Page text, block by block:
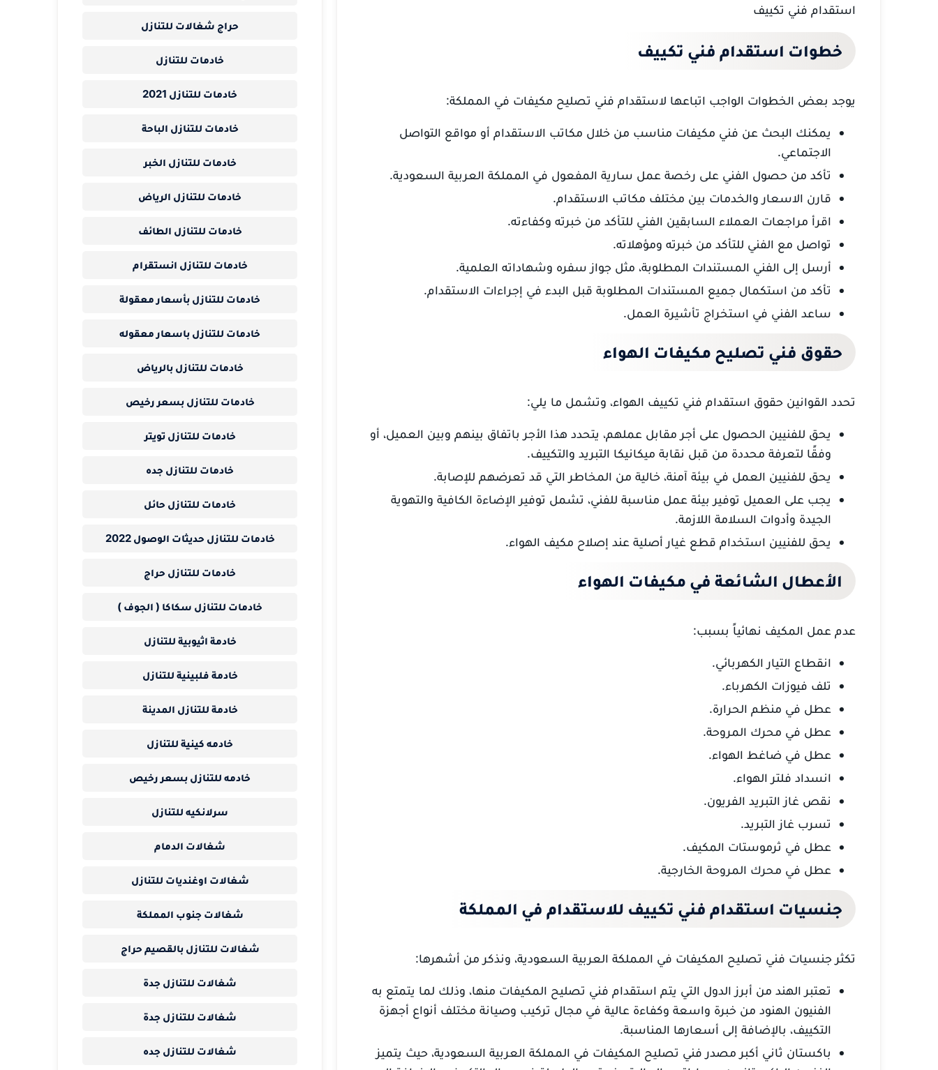
استقدام فني تكييف
خطوات استقدام فني تكييف
يوجد بعض الخطوات الواجب اتباعها لاستقدام فني تصليح مكيفات في المملكة:
يمكنك البحث عن فني مكيفات مناسب من خلال مكاتب الاستقدام أو مواقع التواصل
الاجتماعي.
تأكد من حصول الفني على رخصة عمل سارية المفعول في المملكة العربية السعودية.
قارن الاسعار والخدمات بين مختلف مكاتب الاستقدام.
اقرأ مراجعات العملاء السابقين الفني للتأكد من خبرته وكفاءته.
تواصل مع الفني للتأكد من خبرته ومؤهلاته.
أرسل إلى الفني المستندات المطلوبة، مثل جواز سفره وشهاداته العلمية.
تأكد من استكمال جميع المستندات المطلوبة قبل البدء في إجراءات الاستقدام.
ساعد الفني في استخراج تأشيرة العمل.
حقوق فني تصليح مكيفات الهواء
تحدد القوانين حقوق استقدام فني تكييف الهواء، وتشمل ما يلي:
يحق للفنيين الحصول على أجر مقابل عملهم، يتحدد هذا الأجر باتفاق بينهم وبين العميل، أو
وفقًا لتعرفة محددة من قبل نقابة ميكانيكا التبريد والتكييف.
يحق للفنيين العمل في بيئة آمنة، خالية من المخاطر التي قد تعرضهم للإصابة.
يجب على العميل توفير بيئة عمل مناسبة للفني، تشمل توفير الإضاءة الكافية والتهوية
الجيدة وأدوات السلامة اللازمة.
يحق للفنيين استخدام قطع غيار أصلية عند إصلاح مكيف الهواء.
الأعطال الشائعة في مكيفات الهواء
عدم عمل المكيف نهائياً بسبب:
انقطاع التيار الكهربائي.
تلف فيوزات الكهرباء.
عطل في منظم الحرارة.
عطل في محرك المروحة.
عطل في ضاغط الهواء.
انسداد فلتر الهواء.
نقص غاز التبريد الفريون.
تسرب غاز التبريد.
عطل في ثرموستات المكيف.
عطل في محرك المروحة الخارجية.
جنسيات استقدام فني تكييف للاستقدام في المملكة
تكثر جنسيات فني تصليح المكيفات في المملكة العربية السعودية، ونذكر من أشهرها:
تعتبر الهند من أبرز الدول التي يتم استقدام فني تصليح المكيفات منها، وذلك لما يتمتع به
الفنيون الهنود من خبرة واسعة وكفاءة عالية في مجال تركيب وصيانة مختلف أنواع أجهزة
التكييف، بالإضافة إلى أسعارها المناسبة.
باكستان ثاني أكبر مصدر فني تصليح المكيفات في المملكة العربية السعودية، حيث يتميز
حراج شغالات للتنازل
خادمات للتنازل
خادمات للتنازل 2021
خادمات للتنازل الباحة
خادمات للتنازل الخبر
خادمات للتنازل الرياض
خادمات للتنازل الطائف
خادمات للتنازل انستقرام
خادمات للتنازل بأسعار معقولة
خادمات للتنازل باسعار معقوله
خادمات للتنازل بالرياض
خادمات للتنازل بسعر رخيص
خادمات للتنازل تويتر
خادمات للتنازل جده
خادمات للتنازل حائل
خادمات للتنازل حديثات الوصول 2022
خادمات للتنازل حراج
خادمات للتنازل سكاكا ( الجوف )
خادمة اثيوبية للتنازل
خادمة فلبينية للتنازل
خادمة للتنازل المدينة
خادمه كينية للتنازل
خادمه للتنازل بسعر رخيص
سرلانكيه للتنازل
شغالات الدمام
شغالات اوغنديات للتنازل
شغالات جنوب المملكة
شغالات للتنازل بالقصيم حراج
شغالات للتنازل جدة
شغالات للتنازل جدة
شغالات للتنازل جده